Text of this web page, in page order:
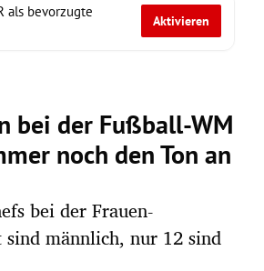
als bevorzugte
Aktivieren
bei der Fußball-WM
noch den Ton an
bei der Frauen-
männlich, nur 12 sind